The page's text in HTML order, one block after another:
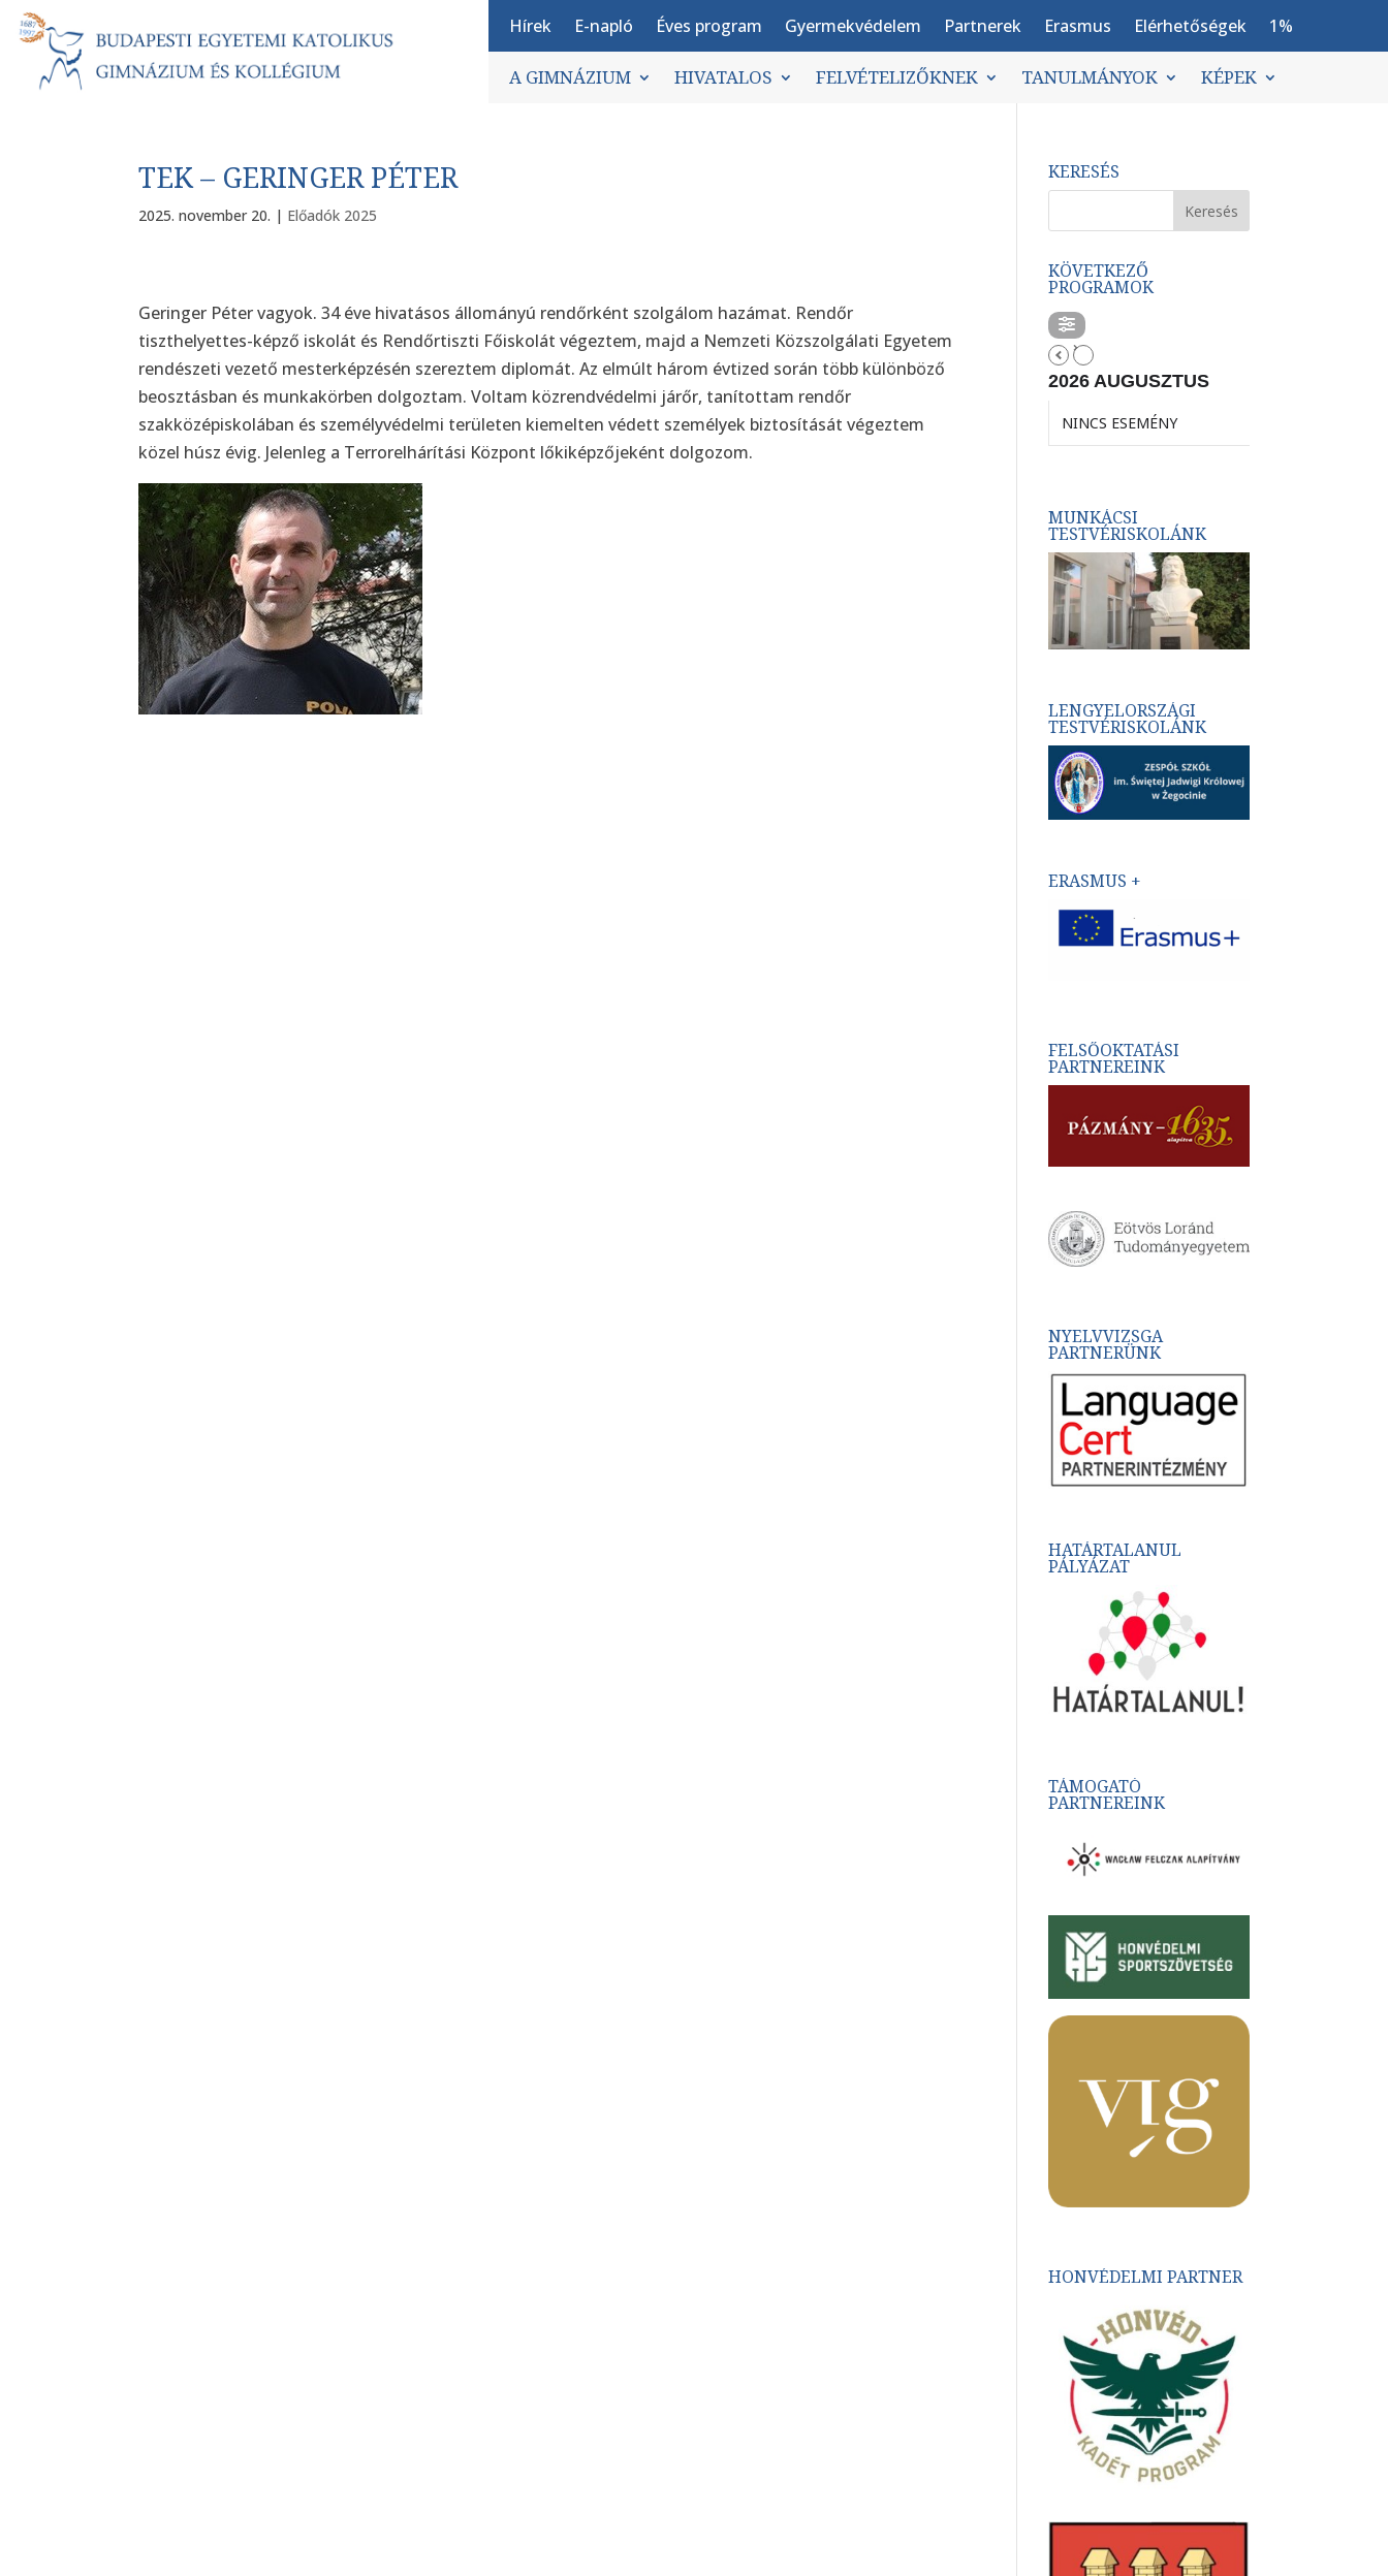
Hírek E-napló Éves program Gyermekvédelem Partnerek Erasmus Elérhetőségek 1%
A GIMNÁZIUM HIVATALOS FELVÉTELIZŐKNEK TANULMÁNYOK KÉPEK
TEK – GERINGER PÉTER
2025. november 20. | Előadók 2025
Geringer Péter vagyok. 34 éve hivatásos állományú rendőrként szolgálom hazámat. Rendőr
tiszthelyettes-képző iskolát és Rendőrtiszti Főiskolát végeztem, majd a Nemzeti Közszolgálati Egyetem
rendészeti vezető mesterképzésén szereztem diplomát. Az elmúlt három évtized során több különböző
beosztásban és munkakörben dolgoztam. Voltam közrendvédelmi járőr, tanítottam rendőr
szakközépiskolában és személyvédelmi területen kiemelten védett személyek biztosítását végeztem
közel húsz évig. Jelenleg a Terrorelhárítási Központ lőkiképzőjeként dolgozom.
KERESÉS
KÖVETKEZŐ
PROGRAMOK
2026 AUGUSZTUS
NINCS ESEMÉNY
MUNKÁCSI
TESTVÉRISKOLÁNK
LENGYELORSZÁGI
TESTVÉRISKOLÁNK
ERASMUS +
FELSŐOKTATÁSI
PARTNEREINK
NYELVVIZSGA
PARTNERÜNK
HATÁRTALANUL
PÁLYÁZAT
TÁMOGATÓ
PARTNEREINK
HONVÉDELMI PARTNER